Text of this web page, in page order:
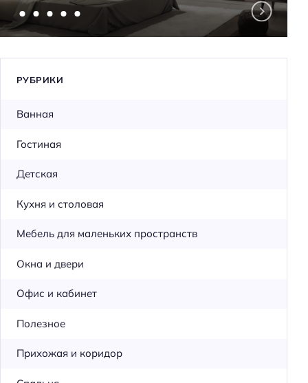
РУБРИКИ
Ванная
Гостиная
Детская
Кухня и столовая
Мебель для маленьких пространств
Окна и двери
Офис и кабинет
Полезное
Прихожая и коридор